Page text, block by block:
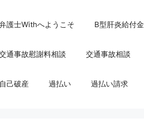
護士Withへようこそ B型肝炎給付金
通事故慰謝料相談 交通事故相談
自己破産 過払い 過払い請求